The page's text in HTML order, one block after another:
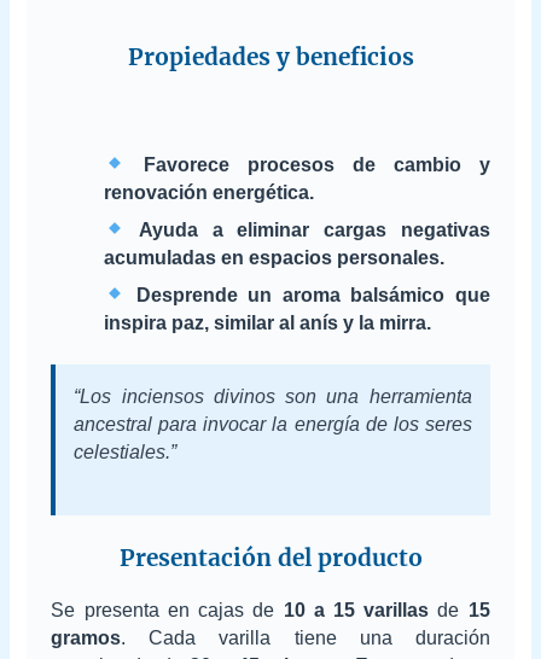
Propiedades y beneficios
Favorece procesos de cambio y
renovación energética.
Ayuda a eliminar cargas negativas
acumuladas en espacios personales.
Desprende un aroma balsámico que
inspira paz, similar al anís y la mirra.
“Los inciensos divinos son una herramienta
ancestral para invocar la energía de los seres
celestiales.”
Presentación del producto
Se presenta en cajas de 10 a 15 varillas de 15
gramos. Cada varilla tiene una duración